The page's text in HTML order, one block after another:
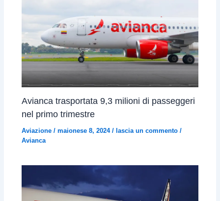
Avianca trasportata 9,3 milioni di passeggeri
nel primo trimestre
Aviazione /maionese 8, 2024/ lascia un commento /
Avianca